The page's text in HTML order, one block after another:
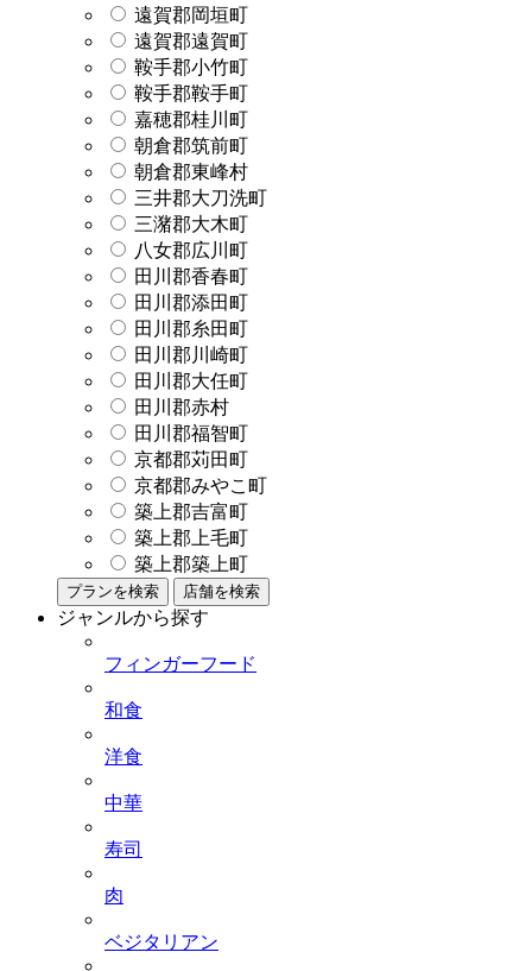
遠賀郡岡垣町
遠賀郡遠賀町
鞍手郡小竹町
鞍手郡鞍手町
嘉穂郡桂川町
朝倉郡筑前町
朝倉郡東峰村
三井郡大刀洗町
三潴郡大木町
八女郡広川町
田川郡香春町
田川郡添田町
田川郡糸田町
田川郡川崎町
田川郡大任町
田川郡赤村
田川郡福智町
京都郡苅田町
京都郡みやこ町
築上郡吉富町
築上郡上毛町
築上郡築上町
プランを検索 店舗を検索
ジャンルから探す
フィンガーフード
和食
洋食
中華
寿司
肉
ベジタリアン